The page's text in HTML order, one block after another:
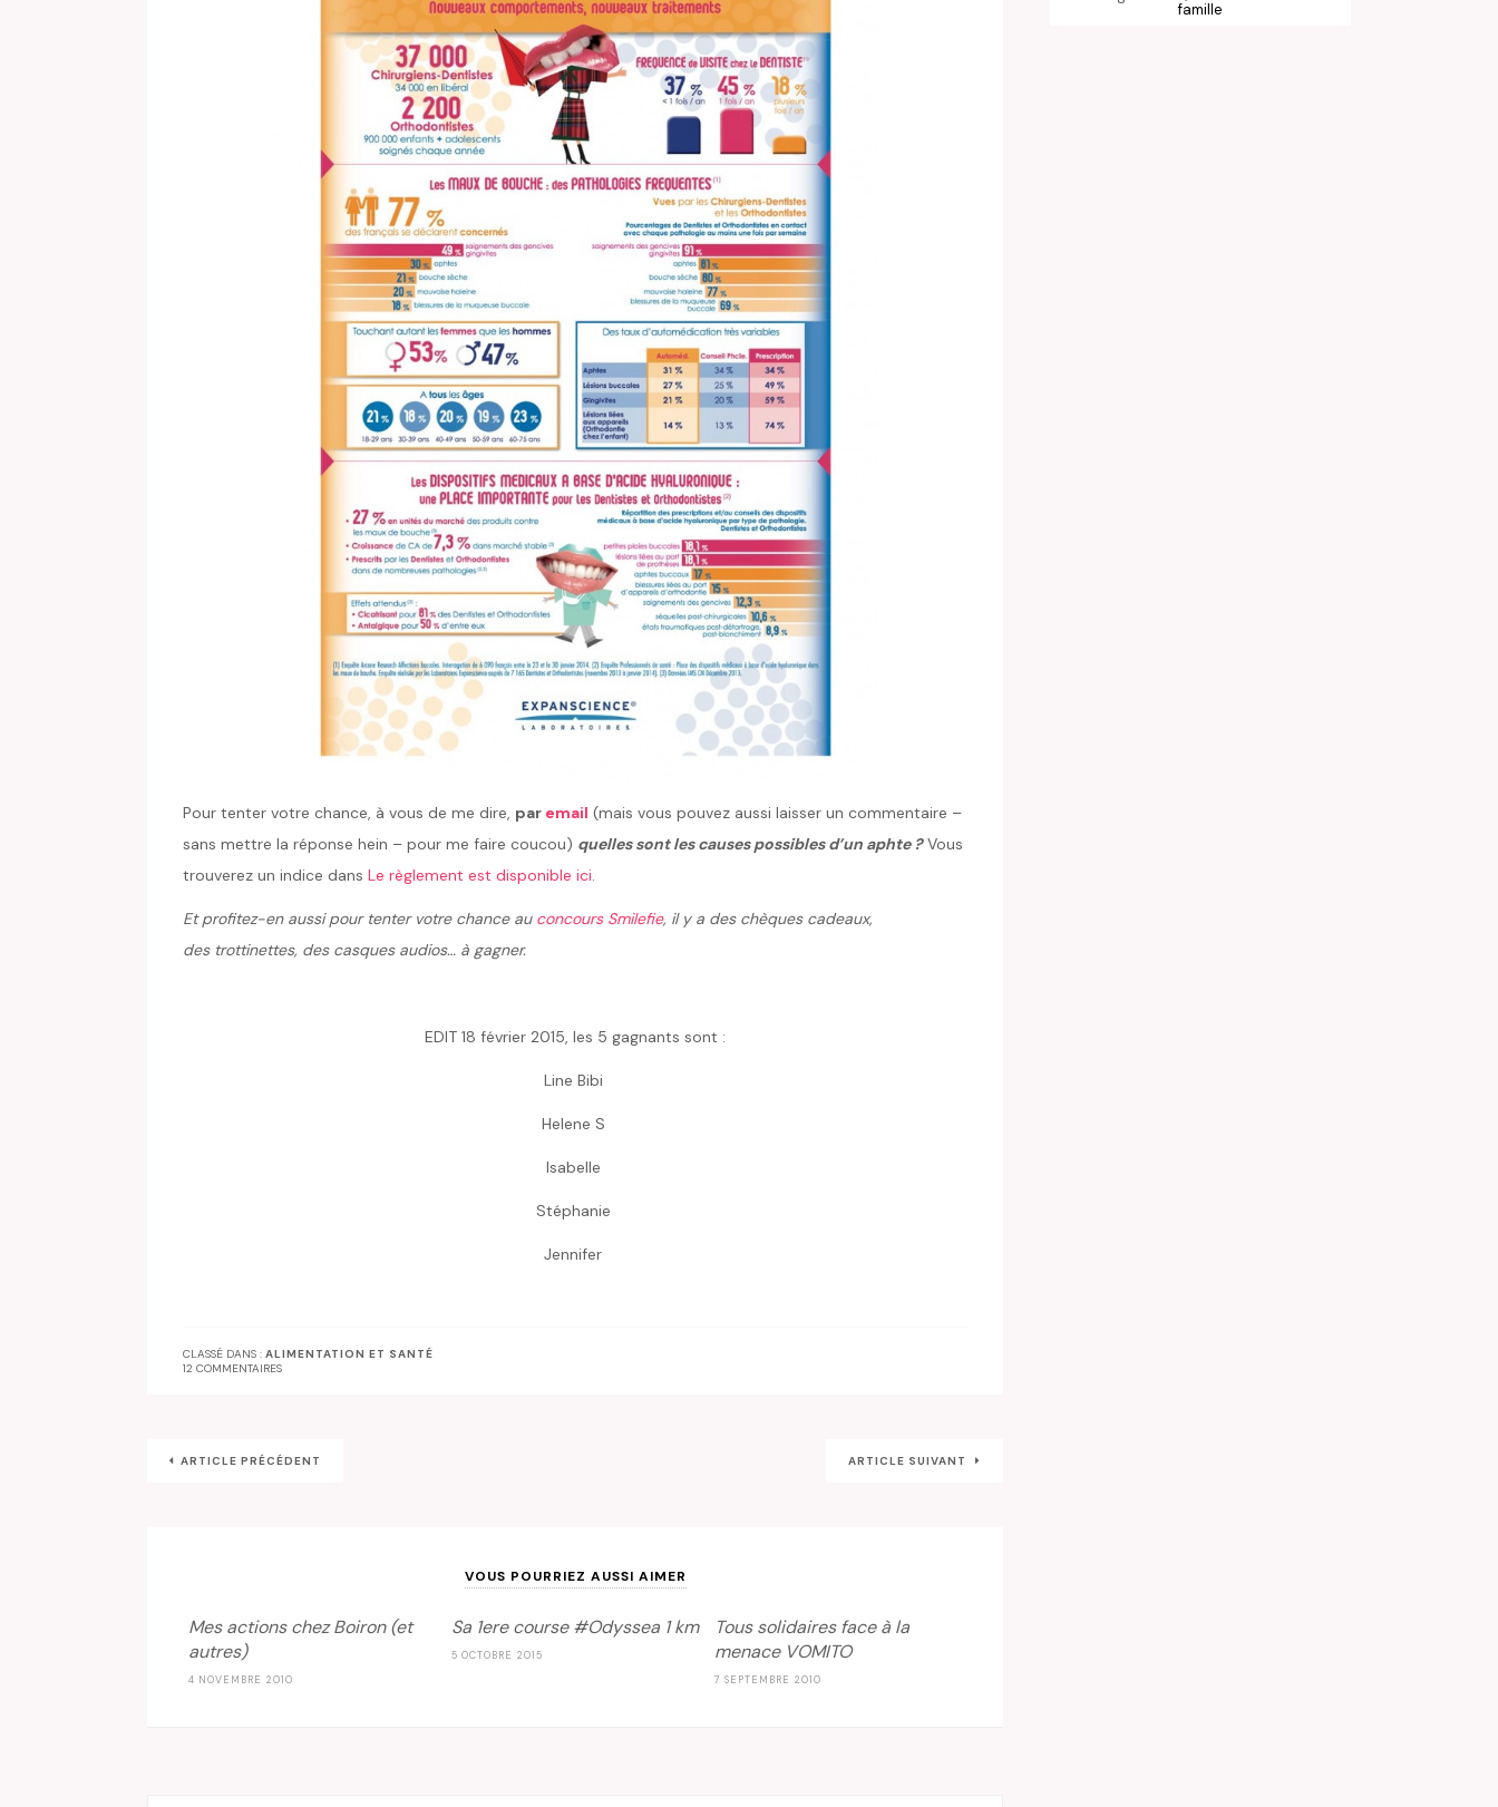
Pour tenter votre chance, à vous de me dire, par email (mais vous pouvez aussi laisser un commentaire –
sans mettre la réponse hein – pour me faire coucou) quelles sont les causes possibles d’un aphte ?Vous
trouverez un indice dans Le règlement est disponible ici.
Et profitez-en aussi pour tenter votre chance au concours Smilefie, il y a des chèques cadeaux,
des trottinettes, des casques audios… à gagner.
EDIT 18 février 2015, les 5 gagnants sont :
Line Bibi
Helene S
Isabelle
Stéphanie
Jennifer
CLASSÉ DANS : ALIMENTATION ET SANTÉ
12 COMMENTAIRES
ARTICLE PRÉCÉDENT ARTICLE SUIVANT
VOUS POURRIEZ AUSSI AIMER
Mes actions chez Boiron (et
autres)
4 NOVEMBRE 2010
Sa 1ere course #Odyssea 1 km
5 OCTOBRE 2015
Tous solidaires face à la
menace VOMITO
7 SEPTEMBRE 2010
famille